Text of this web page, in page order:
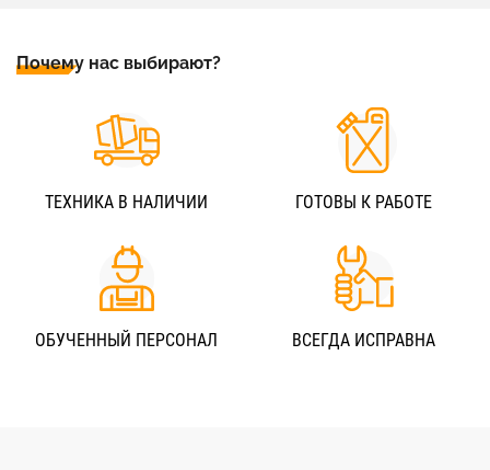
Почему нас выбирают?
ТЕХНИКА В НАЛИЧИИ ГОТОВЫ К РАБОТЕ
ОБУЧЕННЫЙ ПЕРСОНАЛ ВСЕГДА ИСПРАВНА